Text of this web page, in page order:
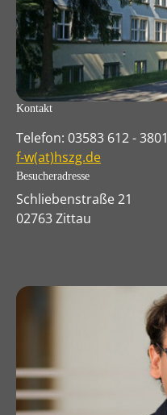
Kontakt
Telefon: 03583 612 - 3801
f-w(at)hszg.de
Besucheradresse
Schliebenstraße 21
02763 Zittau